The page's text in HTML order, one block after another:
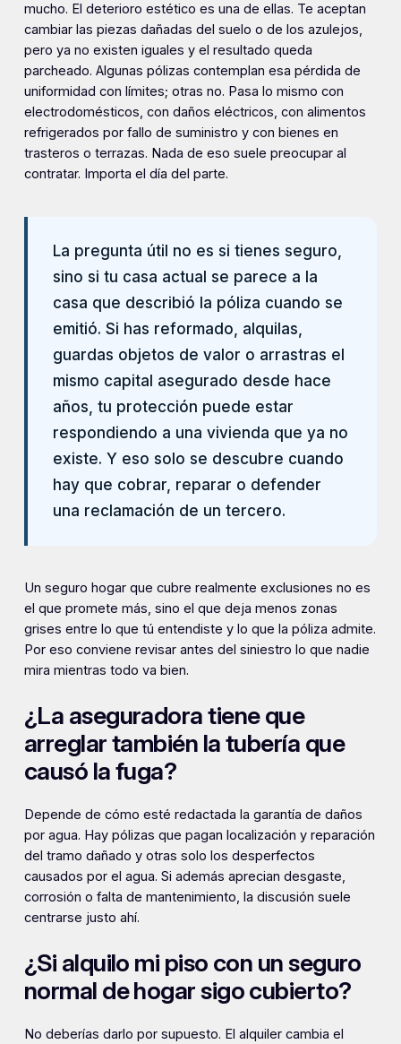
mucho. El deterioro estético es una de ellas. Te aceptan
cambiar las piezas dañadas del suelo o de los azulejos,
pero ya no existen iguales y el resultado queda
parcheado. Algunas pólizas contemplan esa pérdida de
uniformidad con límites; otras no. Pasa lo mismo con
electrodomésticos, con daños eléctricos, con alimentos
refrigerados por fallo de suministro y con bienes en
trasteros o terrazas. Nada de eso suele preocupar al
contratar. Importa el día del parte.
La pregunta útil no es si tienes seguro,
sino si tu casa actual se parece a la
casa que describió la póliza cuando se
emitió. Si has reformado, alquilas,
guardas objetos de valor o arrastras el
mismo capital asegurado desde hace
años, tu protección puede estar
respondiendo a una vivienda que ya no
existe. Y eso solo se descubre cuando
hay que cobrar, reparar o defender
una reclamación de un tercero.
Un seguro hogar que cubre realmente exclusiones no es
el que promete más, sino el que deja menos zonas
grises entre lo que tú entendiste y lo que la póliza admite.
Por eso conviene revisar antes del siniestro lo que nadie
mira mientras todo va bien.
¿La aseguradora tiene que
arreglar también la tubería que
causó la fuga?
Depende de cómo esté redactada la garantía de daños
por agua. Hay pólizas que pagan localización y reparación
del tramo dañado y otras solo los desperfectos
causados por el agua. Si además aprecian desgaste,
corrosión o falta de mantenimiento, la discusión suele
centrarse justo ahí.
¿Si alquilo mi piso con un seguro
normal de hogar sigo cubierto?
No deberías darlo por supuesto. El alquiler cambia el